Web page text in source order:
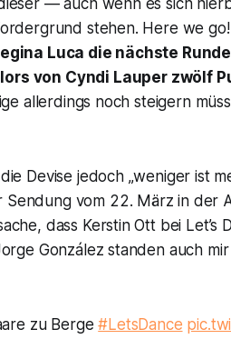
— auch wenn es sich
stehen. Here we go!
Luca die nächste
von Cyndi Lauper zwölf
allerdings noch steigern
Devise jedoch „weniger ist
vom 22. März in der
dass Kerstin Ott bei Let’s
González standen auch
zu Berge#LetsDance